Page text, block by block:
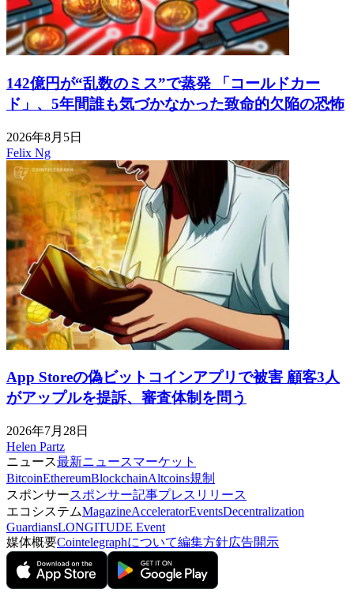
142億円が“乱数のミス”で蒸発 「コールドカー
ド」、5年間誰も気づかなかった致命的欠陥の恐怖
2026年8月5日
Felix Ng
App Storeの偽ビットコインアプリで被害 顧客3人
がアップルを提訴、審査体制を問う
2026年7月28日
Helen Partz
ニュース最新ニュースマーケット
BitcoinEthereumBlockchainAltcoins規制
スポンサースポンサー記事プレスリリース
エコシステムMagazineAcceleratorEventsDecentralization
GuardiansLONGITUDE Event
媒体概要Cointelegraphについて編集方針広告開示